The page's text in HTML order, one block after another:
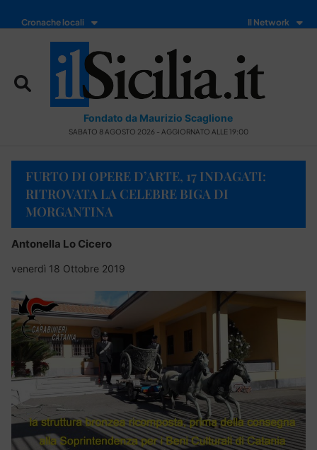
Cronache locali Il Network
Fondato da Maurizio Scaglione
SABATO 8 AGOSTO 2026 - AGGIORNATO ALLE 19:00
FURTO DI OPERE D’ARTE, 17 INDAGATI:
RITROVATA LA CELEBRE BIGA DI
MORGANTINA
Antonella Lo Cicero
venerdì 18 Ottobre 2019